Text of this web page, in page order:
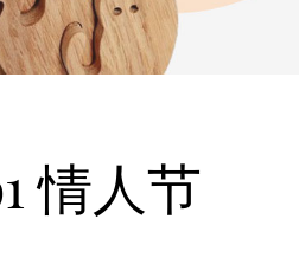
情人节